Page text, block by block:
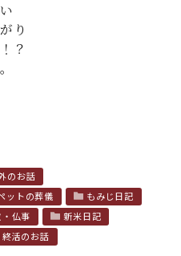
り
？
のお話
ットの葬儀
もみじ日記
仏事
新米日記
終活のお話